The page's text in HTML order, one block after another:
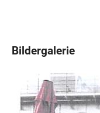
Bildergalerie